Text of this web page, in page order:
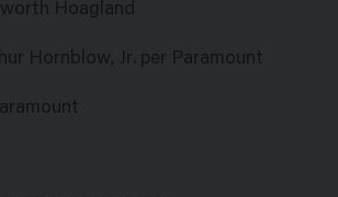
Hoagland
Hornblow, Jr. per Paramount